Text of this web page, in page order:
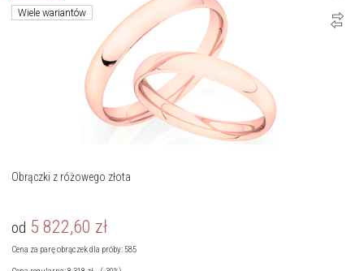
Wiele wariantów
Obrączki z różowego złota
od 5 822,60 zł
Cena za parę obrączek dla próby: 585